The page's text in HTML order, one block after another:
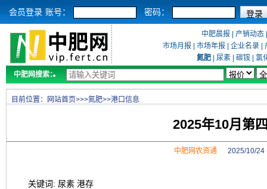
会员登录 账号： 密码：
中肥晨报 产销动态
市场月报
市场年报 企业名录
氮肥
尿素 碳铵
氯
中肥网搜索：
目前位置： 网站首页>>>氮肥>>港口信息
2025年10月第
中肥网农资通2025/10/24
关键词: 尿素 港存